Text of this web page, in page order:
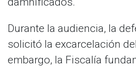
Durante la audiencia, la
solicitó la excarcelación
embargo, la Fiscalía